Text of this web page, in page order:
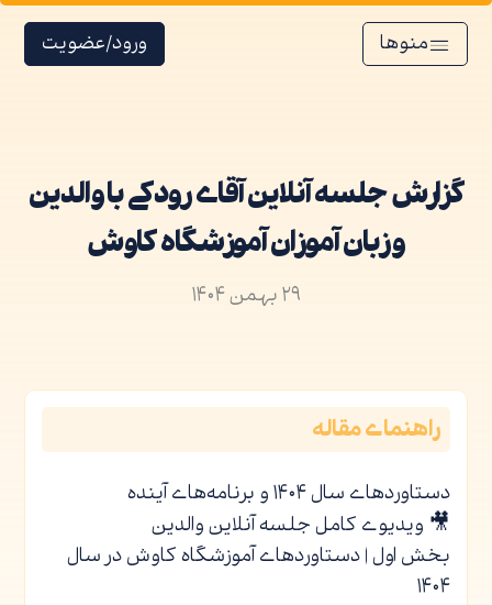
منوها ورود/عضویت
گزارش جلسه آنلاین آقای رودکی با والدین
و زبان آموزان آموزشگاه کاوش
۲۹ بهمن ۱۴۰۴
راهنمای مقاله
دستاوردهای سال ۱۴۰۴ و برنامه‌های آینده
🎥 ویدیوی کامل جلسه آنلاین والدین
بخش اول | دستاوردهای آموزشگاه کاوش در سال
۱۴۰۴